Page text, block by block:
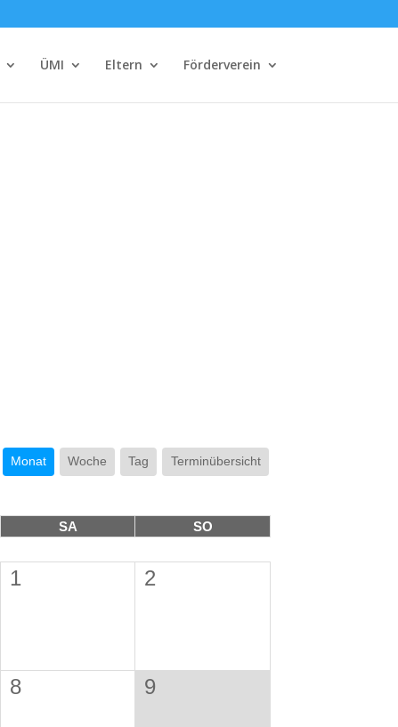
ÜMI Eltern Förderverein
Monat Woche Tag Terminübersicht
SA SO
1 2
8 9